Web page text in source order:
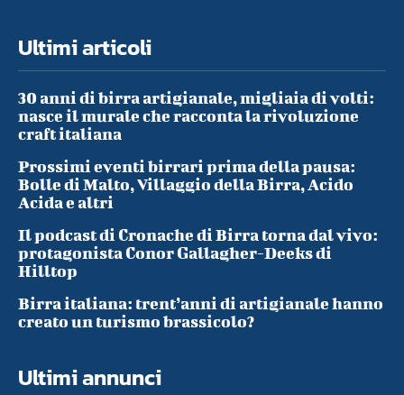
Ultimi articoli
30 anni di birra artigianale, migliaia di volti:
nasce il murale che racconta la rivoluzione
craft italiana
Prossimi eventi birrari prima della pausa:
Bolle di Malto, Villaggio della Birra, Acido
Acida e altri
Il podcast di Cronache di Birra torna dal vivo:
protagonista Conor Gallagher-Deeks di
Hilltop
Birra italiana: trent’anni di artigianale hanno
creato un turismo brassicolo?
Ultimi annunci